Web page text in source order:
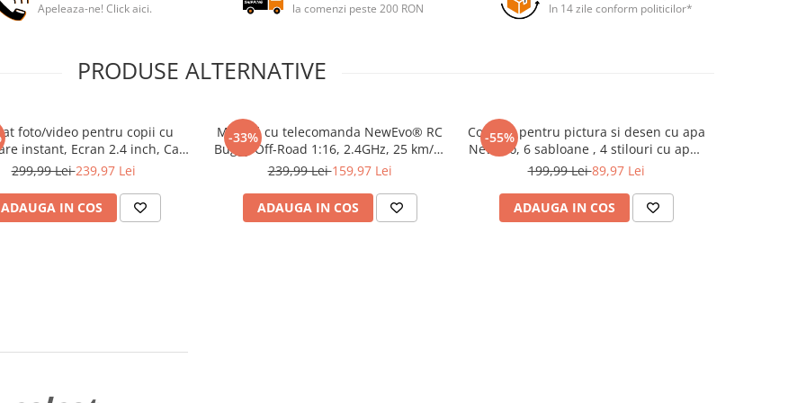
Apeleaza-ne! Click aici. la comenzi peste 200 RON In 14 zile conform politicilor*
PRODUSE ALTERNATIVE
foto/video pentru copii cu
instant, Ecran 2.4 inch, Card
GB, Incarcare USB, 5 Carioci
Foto cu Printare Instant
pentru Copii,
299,99 Lei239,97 Lei
ADAUGA IN COS
-33%
Mașină cu telecomanda NewEvo® RC
Buggy Off-Road 1:16, 2.4GHz, 25 km/h,
rază 40 m, LED, suspensie amortizată,
239,99 Lei159,97 Lei
ADAUGA IN COS
-55%
Covoras pentru pictura si desen cu apa
NewEvo, 6 sabloane , 4 stilouri cu apa ,
100x80 cm
199,99 Lei89,97 Lei
ADAUGA IN COS